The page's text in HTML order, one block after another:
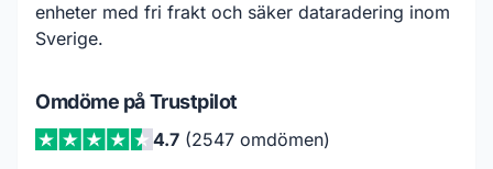
enheter med fri frakt och säker dataradering inom
Sverige.
Omdöme på Trustpilot
4.7 (2547 omdömen)